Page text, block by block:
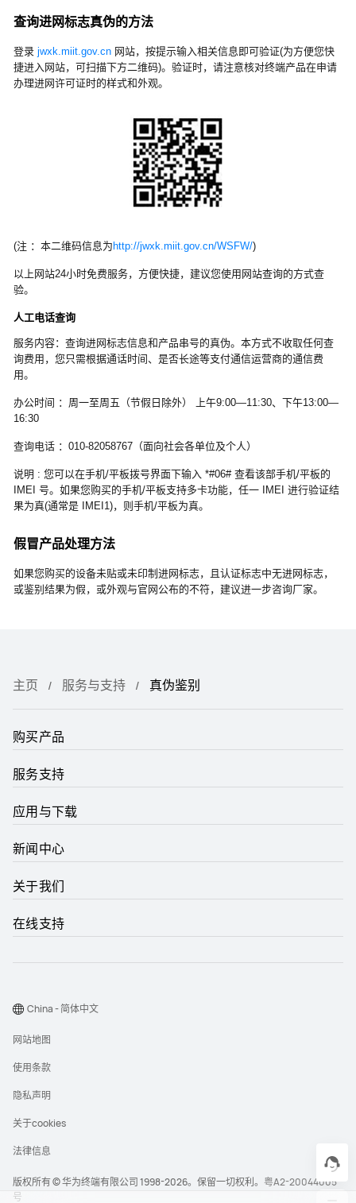
查询进网标志真伪的方法
登录 jwxk.miit.gov.cn 网站，按提示输入相关信息即可验证(为方便您快
捷进入网站，可扫描下方二维码)。验证时，请注意核对终端产品在申请
办理进网许可证时的样式和外观。
(注 ：本二维码信息为 http://jwxk.miit.gov.cn/WSFW/)
以上网站24小时免费服务，方便快捷，建议您使用网站查询的方式查
验。
人工电话查询
服务内容：查询进网标志信息和产品串号的真伪。本方式不收取任何查
询费用，您只需根据通话时间、是否长途等支付通信运营商的通信费
用。
办公时间 ：周一至周五（节假日除外） 上午9:00—11:30、下午13:00—
16:30
查询电话 ：010-82058767（面向社会各单位及个人）
说明 : 您可以在手机/平板拨号界面下输入 *#06# 查看该部手机/平板的
IMEI 号。如果您购买的手机/平板支持多卡功能，任一 IMEI 进行验证结
果为真(通常是 IMEI1)，则手机/平板为真。
假冒产品处理方法
如果您购买的设备未贴或未印制进网标志，且认证标志中无进网标志，
或鉴别结果为假，或外观与官网公布的不符，建议进一步咨询厂家。
主页 服务与支持 真伪鉴别
购买产品
服务支持
应用与下载
新闻中心
关于我们
在线支持
版权所有 © 华为终端有限公司 1998-2026。保留一切权利。 粤A2-20044005
号
网站地图
使用条款
隐私声明
关于cookies
法律信息
China - 简体中文